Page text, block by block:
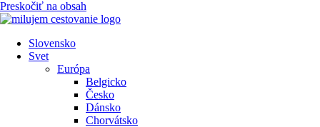
Preskočiť na obsah
Slovensko
Svet
Európa
Belgicko
Česko
Dánsko
Chorvátsko